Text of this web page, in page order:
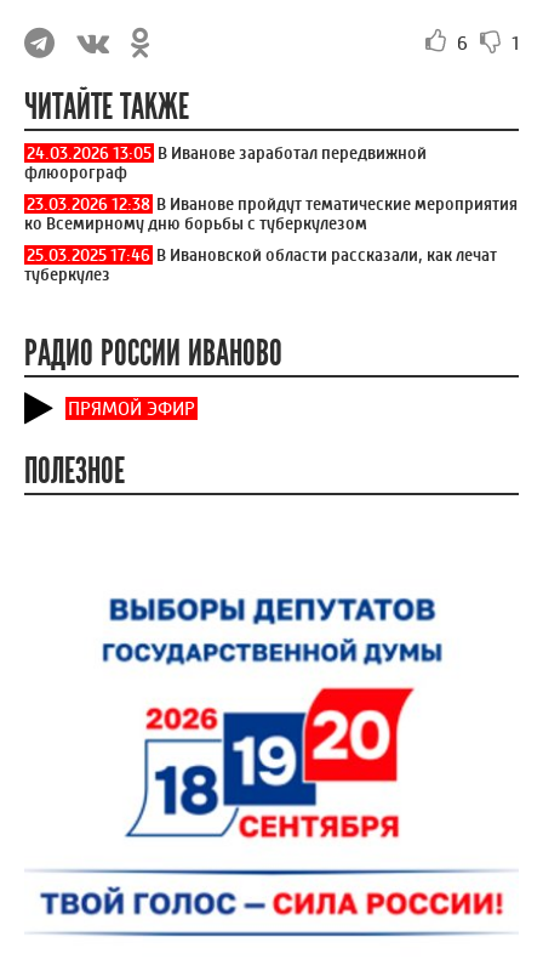
6 1
ЧИТАЙТЕ ТАКЖЕ
24.03.2026 13:05 В Иванове заработал передвижной
флюорограф
23.03.2026 12:38 В Иванове пройдут тематические мероприятия
ко Всемирному дню борьбы с туберкулезом
25.03.2025 17:46 В Ивановской области рассказали, как лечат
туберкулез
РАДИО РОССИИ ИВАНОВО
ПРЯМОЙ ЭФИР
ПОЛЕЗНОЕ